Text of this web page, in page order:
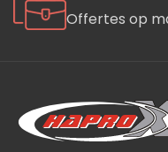
Offertes op